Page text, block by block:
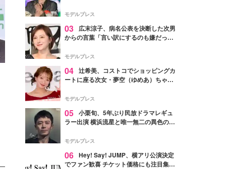
「かっこいい」と反響
モデルプレス
03
広末涼子、病名公表を決断した次男
からの言葉「言い訳にするのも嫌だっ
モデルプレス
04 辻希美、コストコでショッピングカ
ートに座る次女・夢空（ゆめあ）ちゃん
ぎ」「成長を感じる」の声
モデルプレス
05 小栗旬、5年ぶり民放ドラマレギュ
ラー出演 横浜流星と唯一無二の異色のバ
モデルプレス
06 Hey! Say! JUMP、横アリ公演決定
でファン歓喜 チケット価格にも注目集ま